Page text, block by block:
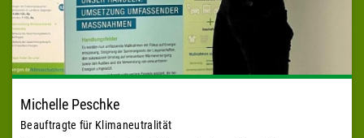
Michelle Peschke
Beauftragte für Klimaneutralität